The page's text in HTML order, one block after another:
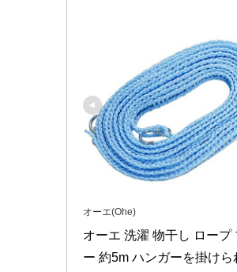
オーエ(Ohe)
オーエ 洗濯 物干し ロープ
ー 約5m ハンガーを掛けら